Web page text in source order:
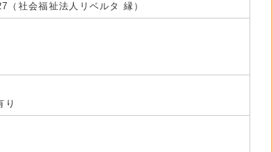
（社会福祉法人リベルタ 縁）
り